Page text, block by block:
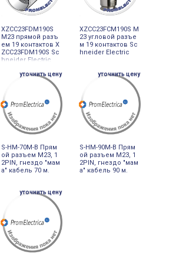
XZCC23FDM190S
М23 прямой разъ
ем 19 контактов X
ZCC23FDM190S Sc
hneider Electric
XZCC23FCM190S М
23 угловой разъе
м 19 контактов Sc
hneider Electric
уточнить цену
S-HM-70M-B Прям
ой разъем М23, 1
2PIN, гнездо "мам
а" кабель 70 м.
уточнить цену
S-HM-90M-B Прям
ой разъем М23, 1
2PIN, гнездо "мам
а" кабель 90 м.
уточнить цену